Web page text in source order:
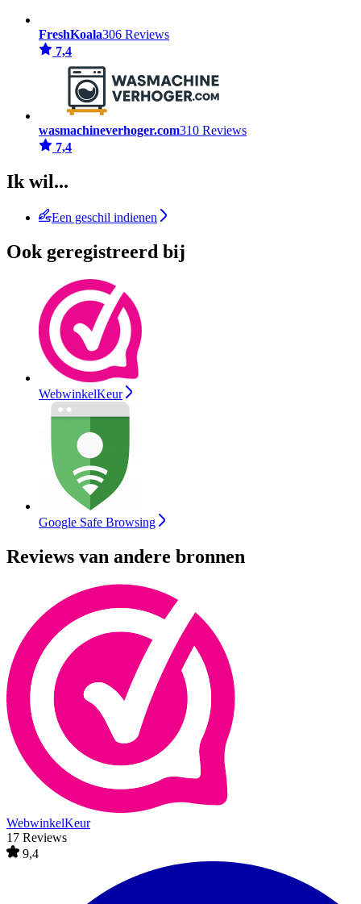
FreshKoala306 Reviews
7,4
wasmachineverhoger.com310 Reviews
7,4
Ik wil...
Een geschil indienen
Ook geregistreerd bij
WebwinkelKeur
Google Safe Browsing
Reviews van andere bronnen
WebwinkelKeur
17 Reviews
9,4